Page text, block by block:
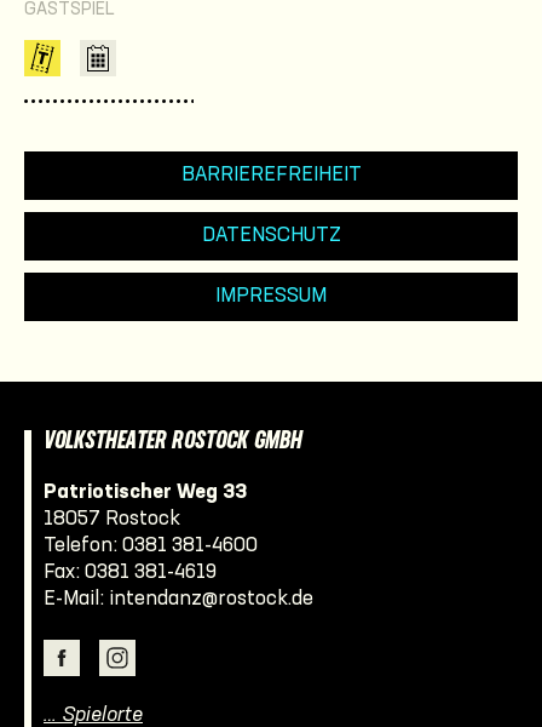
GASTSPIEL
BARRIEREFREIHEIT
DATENSCHUTZ
IMPRESSUM
VOLKSTHEATER ROSTOCK GMBH
Patriotischer Weg 33
18057 Rostock
Telefon: 0381 381-4600
Fax: 0381 381-4619
E-Mail: intendanz@rostock.de
… Spielorte